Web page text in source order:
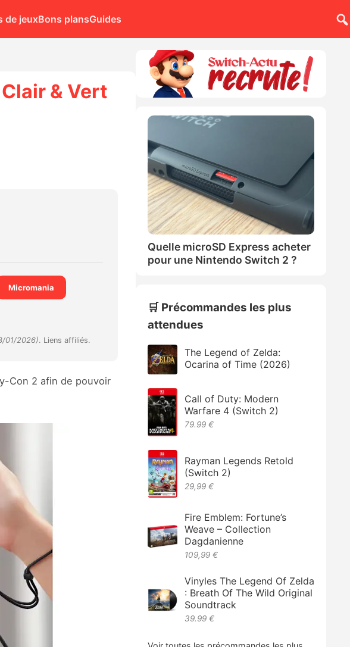
de jeuxBons plansGuides
& Vert
Micromania
01/2026). Liens affiliés.
Con 2 afin de pouvoir
Quelle microSD Express acheter
pour une Nintendo Switch 2 ?
🛒 Précommandes les plus
attendues
The Legend of Zelda:
Ocarina of Time (2026)
Call of Duty: Modern
Warfare 4 (Switch 2)
79.99 €
Rayman Legends Retold
(Switch 2)
29,99 €
Fire Emblem: Fortune’s
Weave – Collection
Dagdanienne
109,99 €
Vinyles The Legend Of Zelda
: Breath Of The Wild Original
Soundtrack
39.99 €